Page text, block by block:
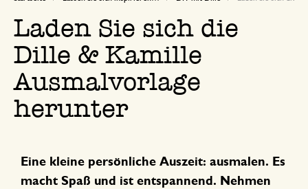
Laden Sie sich die
Dille & Kamille
Ausmalvorlage
herunter
Eine kleine persönliche Auszeit: ausmalen. Es
macht Spaß und ist entspannend. Nehmen